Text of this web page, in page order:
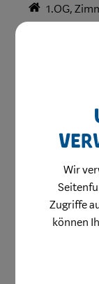
1.OG,
Fachbereich
Amtswege
Wir
Zugriffe
können